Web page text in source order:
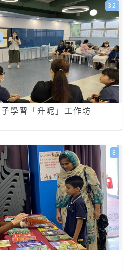
學習「升呢」工作坊
32
8